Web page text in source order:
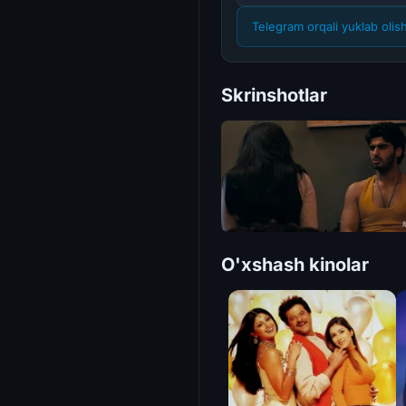
Telegram orqali yuklab
Skrinshotlar
O'xshash kinolar